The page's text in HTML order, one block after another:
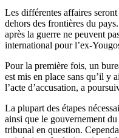
Les différentes affaires
dehors des frontières du
après la guerre ne peuvent
international pour l’ex-
Pour la première fois, un
est mis en place sans qu’il y
l’acte d’accusation, a
La plupart des étapes
ainsi que le gouvernement
tribunal en question.